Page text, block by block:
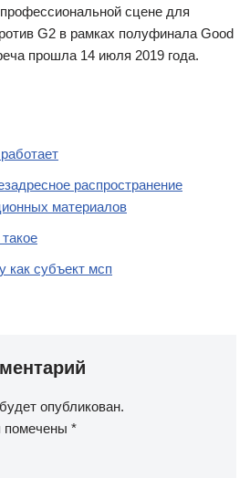
сцене для
G2 в рамках полуфинала Good
прошла 14 июля 2019 года.
распространение
материалов
как субъект мсп
опубликован.
помечены *